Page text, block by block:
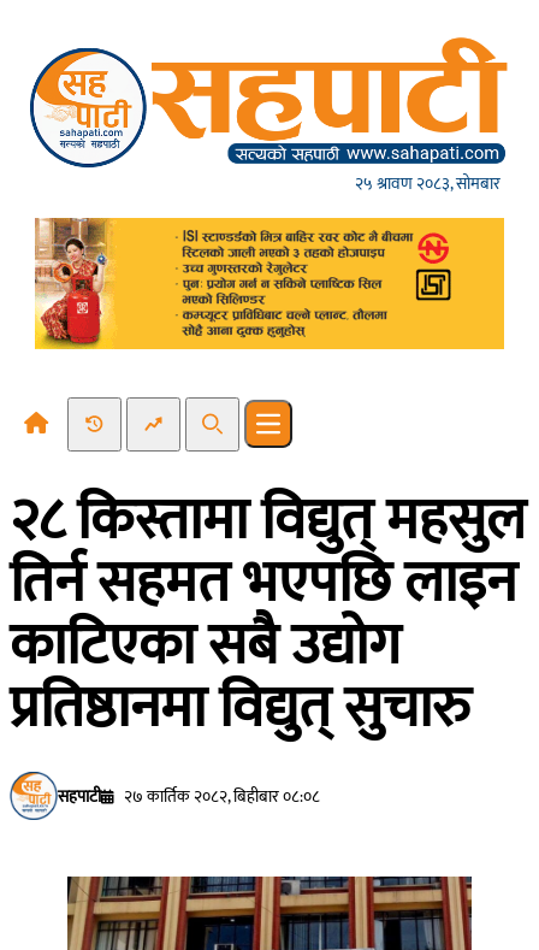
२५ श्रावण २०८३, सोमबार
Recent NewsTrending News
SearchOpen main menu
२८ किस्तामा विद्युत् महसुल
तिर्न सहमत भएपछि लाइन
काटिएका सबै उद्योग
प्रतिष्ठानमा विद्युत् सुचारु
सहपाटी २७ कार्तिक २०८२, बिहीबार ०८:०८